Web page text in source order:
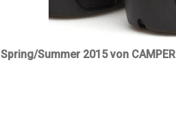
Spring/Summer 2015 von CAMPER